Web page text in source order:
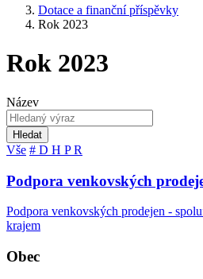
Dotace a finanční příspěvky
Rok 2023
Rok 2023
Název
Hledat
Vše # D H PR
Podpora venkovských
Podpora venkovských prodejen -
krajem
Obec